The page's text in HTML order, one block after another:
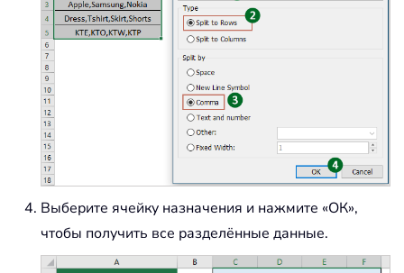
Выберите ячейку назначения и нажмите «ОК»,
чтобы получить все разделённые данные.